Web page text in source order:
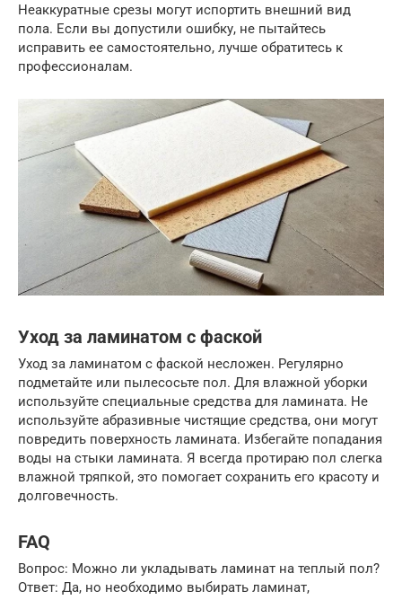
Неаккуратные срезы могут испортить внешний вид
пола. Если вы допустили ошибку, не пытайтесь
исправить ее самостоятельно, лучше обратитесь к
профессионалам.
Уход за ламинатом с фаской
Уход за ламинатом с фаской несложен. Регулярно
подметайте или пылесосьте пол. Для влажной уборки
используйте специальные средства для ламината. Не
используйте абразивные чистящие средства, они могут
повредить поверхность ламината. Избегайте попадания
воды на стыки ламината. Я всегда протираю пол слегка
влажной тряпкой, это помогает сохранить его красоту и
долговечность.
FAQ
Вопрос: Можно ли укладывать ламинат на теплый пол?
Ответ: Да, но необходимо выбирать ламинат,